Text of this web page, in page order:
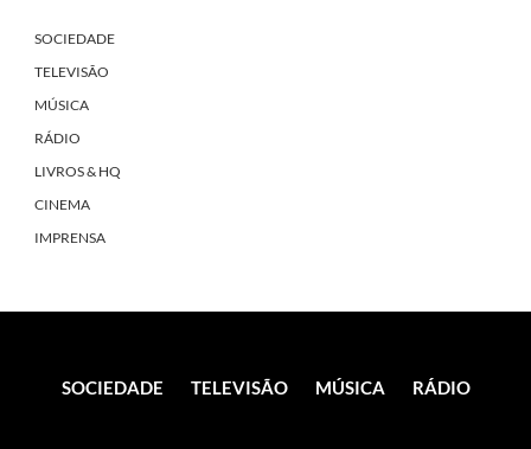
SOCIEDADE
TELEVISÃO
MÚSICA
RÁDIO
LIVROS & HQ
CINEMA
IMPRENSA
SOCIEDADE TELEVISÃO MÚSICA RÁDIO